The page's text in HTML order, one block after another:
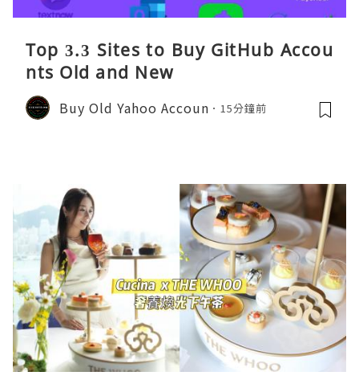
Top 3.3 Sites to Buy GitHub Accou
nts Old and New
Buy Old Yahoo Accoun 15分鐘前